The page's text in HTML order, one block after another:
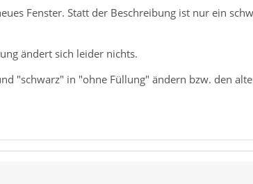
Fenster. Statt der Beschreibung ist nur ein
ändert sich leider nichts.
"schwarz" in "ohne Füllung" ändern bzw. den